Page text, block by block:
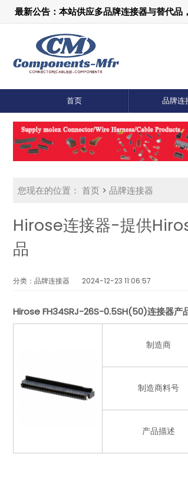
最新公告：本站供应多品牌连接器与替代
首页 品牌连
您现在的位置： 首页 > 品牌连接器
Hirose连接器-提供
品
分类：品牌连接器 2024-12-23 11:06:57
Hirose FH34SRJ-26S-0.5SH(50)连接器产
制造商
制造商料号
产品描述